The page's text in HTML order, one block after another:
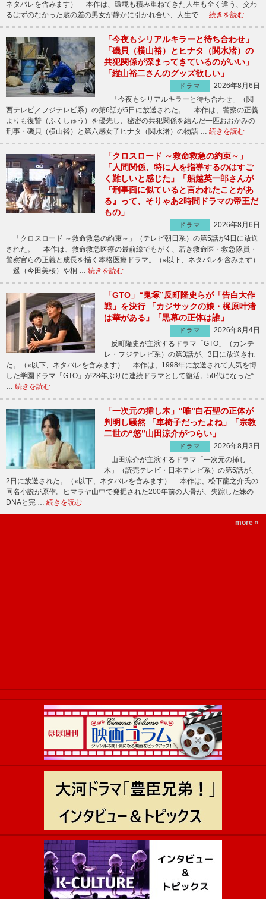
ネタバレを含みます） 本作は、環境も積み重ねてきた人生も全く違う、交わ
るはずのなかった歳の差の男女が静かに引かれ合い、人生で … 続きを読む
「今夜もシリアルキラーと待ち合わせ」
「磯貝（横山裕）とヒナタ（関水渚）の
共犯関係が深まってきているのがいい」
「縦山裕二さんのグッズ欲しい」
ドラマ
2026年8月6日
「今夜もシリアルキラーと待ち合わせ」（関
西テレビ／フジテレビ系）の第6話が5日に放送された。 本作は、警察の正義
よりも復讐（ふくしゅう）を優先し、秘密の共犯関係を結んだ一匹おおかみの
刑事・磯貝（横山裕）と第六感女子ヒナタ（関水渚）の物語 … 続きを読む
「クロスロード ～救命救急の約束～」
「人間関係、特に人を指導するのはすご
く難しいと感じた」「船越英一郎さんが
『刑事面に似ていると言われたことがあ
る』って、そりゃあ2時間ドラマの帝王だ
もの」
ドラマ
2026年8月6日
「クロスロード ～救命救急の約束～」（テレビ朝日系）の第5話が4日に放送
された。 本作は、救命救急医療の最前線でもがく、若き救命医・救急隊員・
警察官らの正義と成長を描く本格医療ドラマ。（※以下、ネタバレを含みます）
遥（今田美桜）や桐 … 続きを読む
「GTO」“鬼塚”反町隆史らが「告白大作
戦」を決行 「カジサックの娘・梶原叶渚
は華がある」「黒幕の正体は誰」
ドラマ
2026年8月4日
反町隆史が主演するドラマ「GTO」（カンテ
レ・フジテレビ系）の第3話が、3日に放送され
た。（※以下、ネタバレを含みます） 本作は、1998年に放送されて人気を博
した学園ドラマ「GTO」が28年ぶりに連続ドラマとして復活。50代になった“
… 続きを読む
「一次元の挿し木」“唯”白石聖の正体が
判明し騒然 「車椅子だったよね」「宗教
二世の“悠”山田涼介がつらい」
ドラマ
2026年8月3日
山田涼介が主演するドラマ「一次元の挿し
木」（読売テレビ・日本テレビ系）の第5話が、
2日に放送された。（※以下、ネタバレを含みます） 本作は、松下龍之介氏の
同名小説が原作。ヒマラヤ山中で発掘された200年前の人骨が、失踪した妹の
DNAと完 … 続きを読む
more »